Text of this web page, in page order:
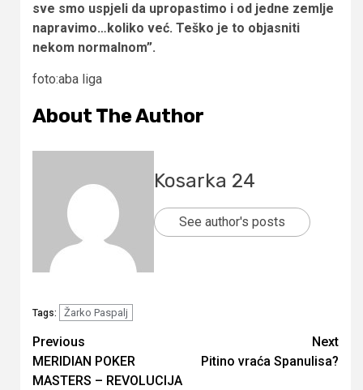
sve smo uspjeli da upropastimo i od jedne zemlje
napravimo…koliko već. Teško je to objasniti
nekom normalnom”.
foto:aba liga
About The Author
Kosarka 24
See author's posts
Tags: Žarko Paspalj
Continue
Reading
Previous
MERIDIAN POKER
MASTERS – REVOLUCIJA
Next
Pitino vraća Spanulisa?